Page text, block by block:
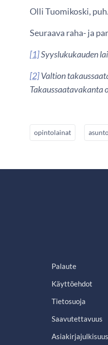
Olli Tuomikoski,
Seuraava raha- ja
[1]Syyslukukauden
[2]Valtion
Takaussaatavakanta
opintolainat
Palaute
Käyttöehdot
Tietosuoja
Saavutettavuus